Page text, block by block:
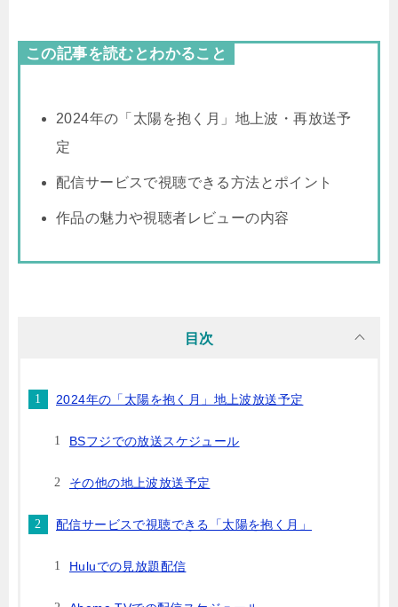
この記事を読むとわかること
2024年の「太陽を抱く月」地上波・再放送予
定
配信サービスで視聴できる方法とポイント
作品の魅力や視聴者レビューの内容
目次
2024年の「太陽を抱く月」地上波放送予定
BSフジでの放送スケジュール
その他の地上波放送予定
配信サービスで視聴できる「太陽を抱く月」
Huluでの見放題配信